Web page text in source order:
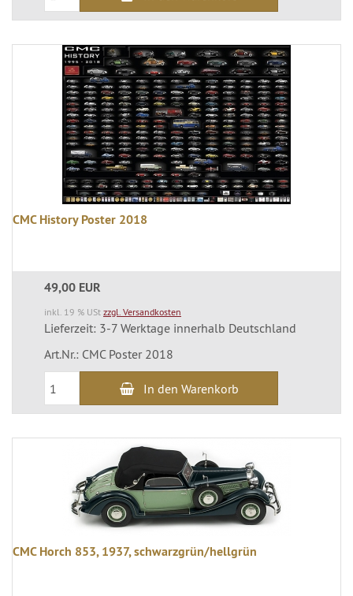
CMC History Poster 2018
49,00 EUR
inkl. 19 % USt zzgl. Versandkosten
Lieferzeit: 3-7 Werktage innerhalb Deutschland
Art.Nr.: CMC Poster 2018
In den Warenkorb
CMC Horch 853, 1937, schwarzgrün/hellgrün